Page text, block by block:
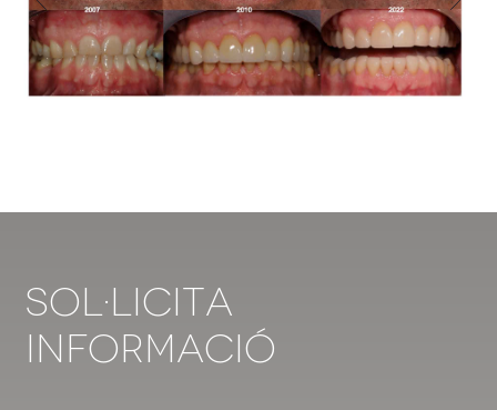
com feu servir el nostre lloc amb els partners de mitjans
socials, de publicitat i d'anàlisis amb qui col·laborem. Al
seu torn, ells la poden combinar amb altres dades que
Sol·licita
Informació